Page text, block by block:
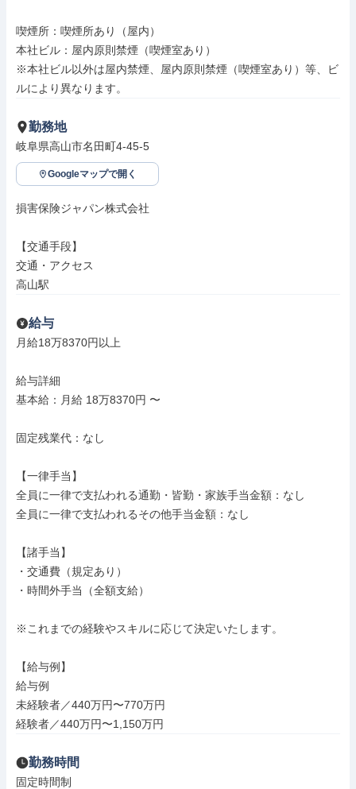
喫煙所：喫煙所あり（屋内）
本社ビル：屋内原則禁煙（喫煙室あり）
※本社ビル以外は屋内禁煙、屋内原則禁煙（喫煙室あり）等、ビ
ルにより異なります。
勤務地
岐阜県高山市名田町4-45-5
Googleマップで開く
損害保険ジャパン株式会社
【交通手段】
交通・アクセス
高山駅
給与
月給18万8370円以上
給与詳細
基本給：月給 18万8370円 〜
固定残業代：なし
【一律手当】
全員に一律で支払われる通勤・皆勤・家族手当金額：なし
全員に一律で支払われるその他手当金額：なし
【諸手当】
・交通費（規定あり）
・時間外手当（全額支給）
※これまでの経験やスキルに応じて決定いたします。
【給与例】
給与例
未経験者／440万円〜770万円
経験者／440万円〜1,150万円
勤務時間
固定時間制